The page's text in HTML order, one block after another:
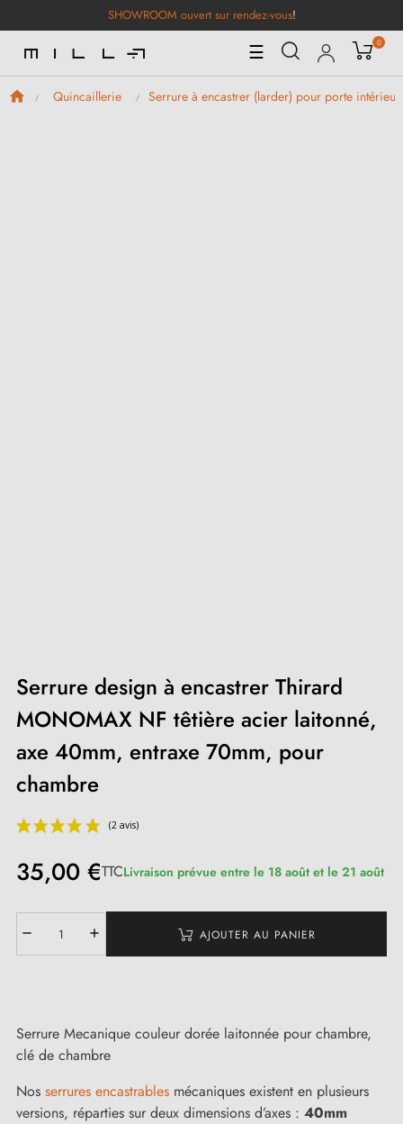
SHOWROOM ouvert sur rendez-vous!
Basculer
la
navigation
☰ 0
Quincaillerie Serrure à encastrer (larder) pour porte
Serrure design à encastrer Thirard
MONOMAX NF têtière acier laitonné,
axe 40mm, entraxe 70mm, pour
chambre
35,00 €TTCLivraison prévue entre le 18 août et le 21 août
AJOUTER AU PANIER
Serrure Mecanique couleur dorée laitonnée pour chambre,
clé de chambre
Nos serrures encastrables mécaniques existent en plusieurs
versions, réparties sur deux dimensions d’axes : 40mm